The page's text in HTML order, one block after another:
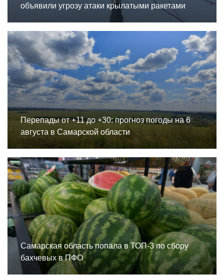
объявили угрозу атаки крылатыми ракетами
Перепады от +11 до +30: прогноз погоды на 6
августа в Самарской области
Самарская область попала в ТОП-3 по сбору
бахчевых в ПФО